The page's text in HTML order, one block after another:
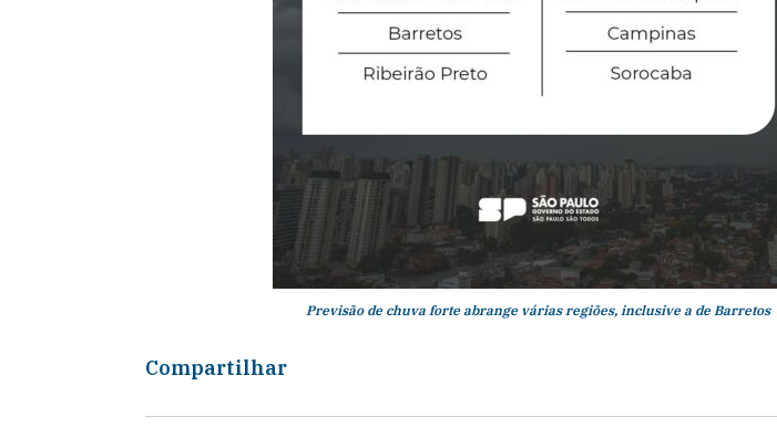
Previsão de chuva forte abrange várias regiões, inclusive a de Barretos
Compartilhar